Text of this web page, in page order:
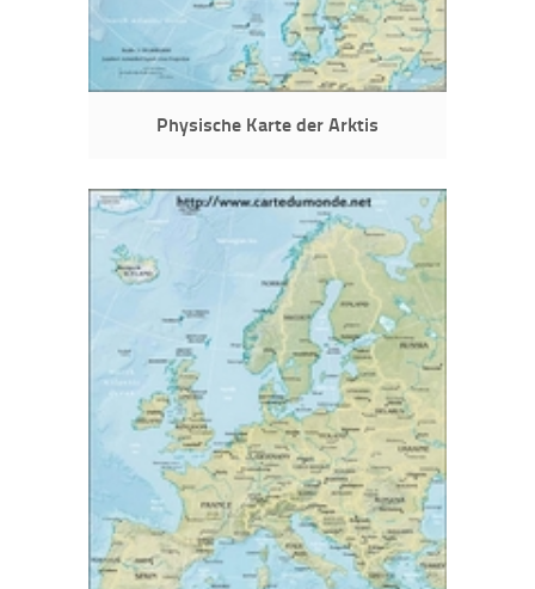
Physische Karte der Arktis